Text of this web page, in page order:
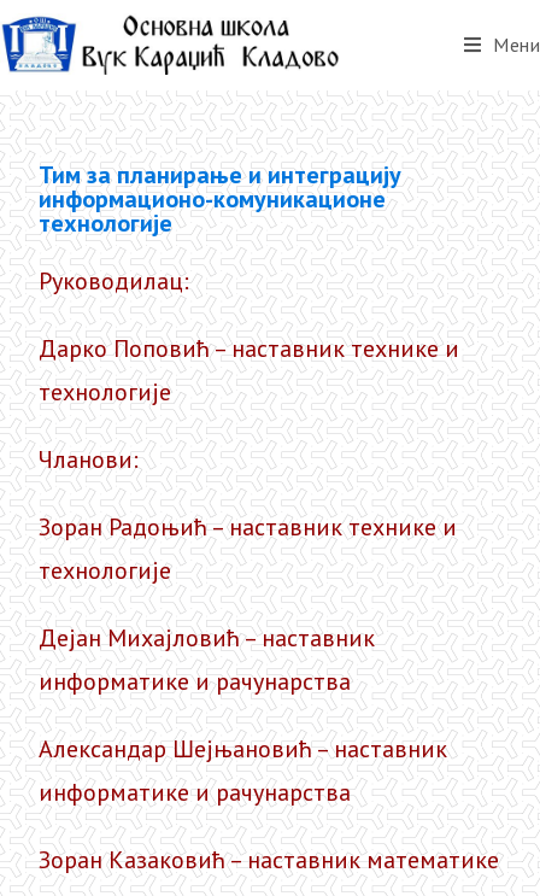
Мени
Тим за планирање и интеграцију
информационо-комуникационе
технологије
Руководилац:
Дарко Поповић – наставник технике и
технологије
Чланови:
Зоран Радоњић – наставник технике и
технологије
Дејан Михајловић – наставник
информатике и рачунарства
Александар Шејњановић – наставник
информатике и рачунарства
Зоран Казаковић – наставник математике